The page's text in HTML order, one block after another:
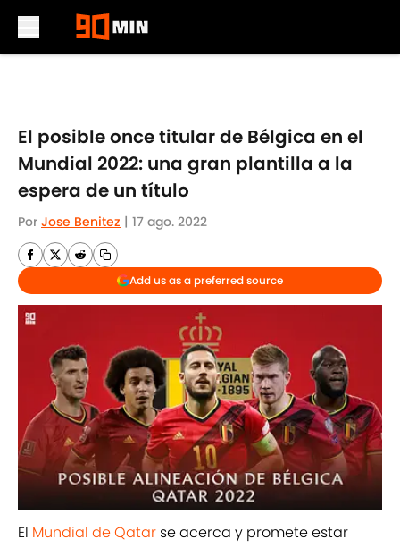
El posible once titular de Bélgica en el
Mundial 2022: una gran plantilla a la
espera de un título
Por Jose Benitez | 17 ago. 2022
Add us as a preferred source
El Mundial de Qatar se acerca y promete estar